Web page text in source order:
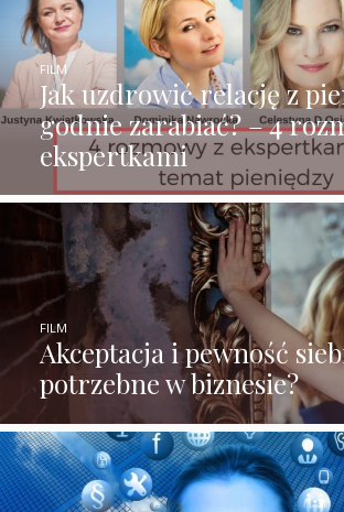
Jak uzdrowić relację z
godnie zarabiać? – 4
ekspertkami
FILM
Akceptacja i pewność
potrzebne w biznesie?
FILM